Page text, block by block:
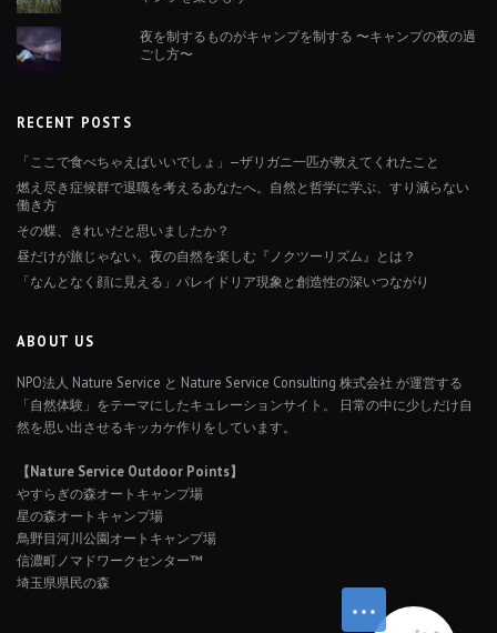
夜を制するものがキャンプを制する 〜キャンプの夜の過
ごし方〜
RECENT POSTS
「ここで食べちゃえばいいでしょ」—ザリガニ一匹が教えてくれたこと
燃え尽き症候群で退職を考えるあなたへ。自然と哲学に学ぶ、すり減らない
働き方
その蝶、きれいだと思いましたか？
昼だけが旅じゃない。夜の自然を楽しむ『ノクツーリズム』とは？
「なんとなく顔に見える」パレイドリア現象と創造性の深いつながり
ABOUT US
NPO法人 Nature Service と Nature Service Consulting 株式会社 が運営する
「自然体験」をテーマにしたキュレーションサイト。 日常の中に少しだけ自
然を思い出させるキッカケ作りをしています。
【Nature Service Outdoor Points】
やすらぎの森オートキャンプ場
星の森オートキャンプ場
鳥野目河川公園オートキャンプ場
信濃町ノマドワークセンター™
埼玉県県民の森